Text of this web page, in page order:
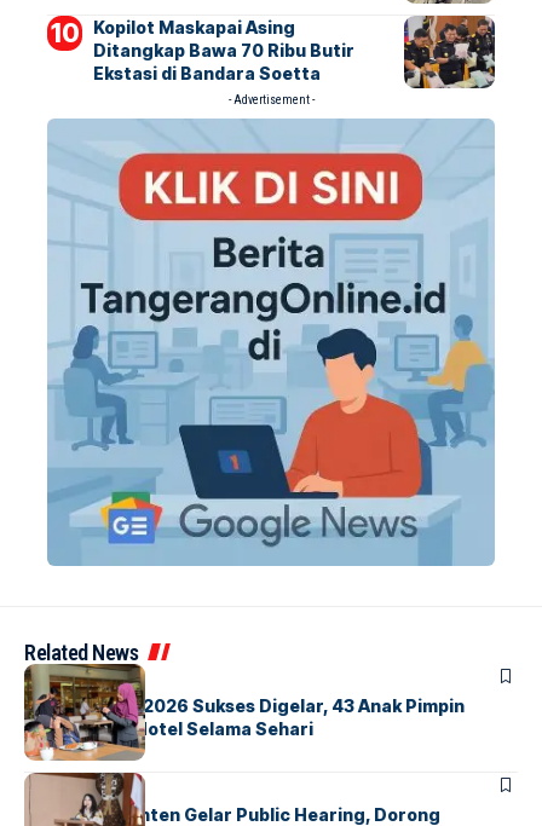
Kopilot Maskapai Asing
Ditangkap Bawa 70 Ribu Butir
Ekstasi di Bandara Soetta
- Advertisement -
Related News
BERITAINDEX
GM For A Day 2026 Sukses Digelar, 43 Anak Pimpin
Operasional Hotel Selama Sehari
BANDARA BERITA
Karantina Banten Gelar Public Hearing, Dorong